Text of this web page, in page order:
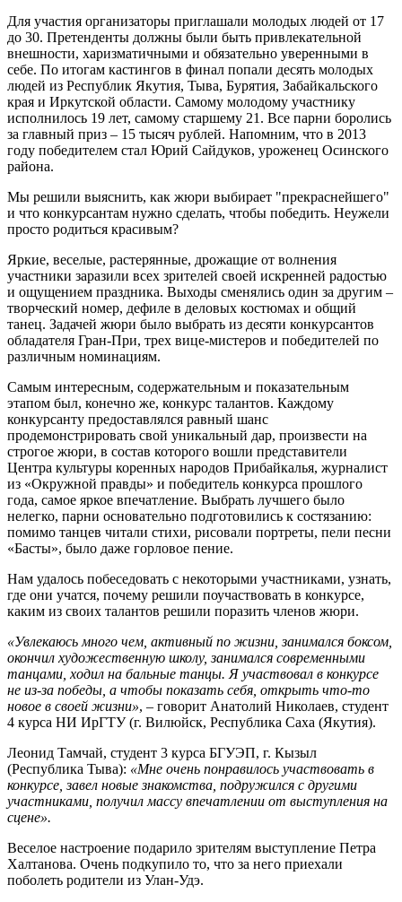
Для участия организаторы приглашали молодых людей от 17
до 30. Претенденты должны были быть привлекательной
внешности, харизматичными и обязательно уверенными в
себе. По итогам кастингов в финал попали десять молодых
людей из Республик Якутия, Тыва, Бурятия, Забайкальского
края и Иркутской области. Самому молодому участнику
исполнилось 19 лет, самому старшему 21. Все парни боролись
за главный приз – 15 тысяч рублей. Напомним, что в 2013
году победителем стал Юрий Сайдуков, уроженец Осинского
района.
Мы решили выяснить, как жюри выбирает "прекраснейшего"
и что конкурсантам нужно сделать, чтобы победить. Неужели
просто родиться красивым?
Яркие, веселые, растерянные, дрожащие от волнения
участники заразили всех зрителей своей искренней радостью
и ощущением праздника. Выходы сменялись один за другим –
творческий номер, дефиле в деловых костюмах и общий
танец. Задачей жюри было выбрать из десяти конкурсантов
обладателя Гран-При, трех вице-мистеров и победителей по
различным номинациям.
Самым интересным, содержательным и показательным
этапом был, конечно же, конкурс талантов. Каждому
конкурсанту предоставлялся равный шанс
продемонстрировать свой уникальный дар, произвести на
строгое жюри, в состав которого вошли представители
Центра культуры коренных народов Прибайкалья, журналист
из «Окружной правды» и победитель конкурса прошлого
года, самое яркое впечатление. Выбрать лучшего было
нелегко, парни основательно подготовились к состязанию:
помимо танцев читали стихи, рисовали портреты, пели песни
«Басты», было даже горловое пение.
Нам удалось побеседовать с некоторыми участниками, узнать,
где они учатся, почему решили поучаствовать в конкурсе,
каким из своих талантов решили поразить членов жюри.
«Увлекаюсь много чем, активный по жизни, занимался боксом,
окончил художественную школу, занимался современными
танцами, ходил на бальные танцы. Я участвовал в конкурсе
не из-за победы, а чтобы показать себя, открыть что-то
новое в своей жизни», – говорит Анатолий Николаев, студент
4 курса НИ ИрГТУ (г. Вилюйск, Республика Саха (Якутия).
Леонид Тамчай, студент 3 курса БГУЭП, г. Кызыл
(Республика Тыва): «Мне очень понравилось участвовать в
конкурсе, завел новые знакомства, подружился с другими
участниками, получил массу впечатлении от выступления на
сцене».
Веселое настроение подарило зрителям выступление Петра
Халтанова. Очень подкупило то, что за него приехали
поболеть родители из Улан-Удэ.